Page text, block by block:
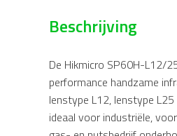
Beschrijving
De Hikmicro SP60H-L12/
performance handzame
lenstype L12, lenstype
ideaal voor industriële,